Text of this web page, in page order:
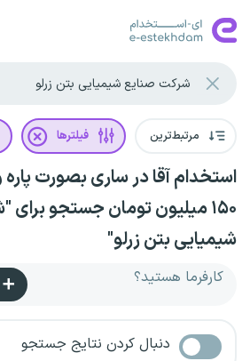
مرتبط‌ترین فیلترها
استخدام آقا در ساری بصورت
۱۵۰ میلیون تومان جستجو
شیمیایی بتن زرلو"
کارفرما هستید؟
دنبال کردن نتایج جستجو